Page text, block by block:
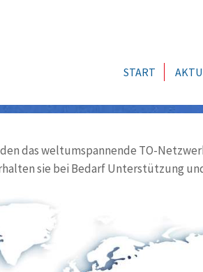
START
das weltumspannende TO-
sie bei Bedarf Unterstützung